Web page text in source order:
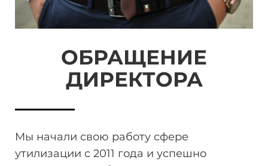
ОБРАЩЕНИЕ
ДИРЕКТОРА
Мы начали свою работу сфере
утилизации с 2011 года и успешно